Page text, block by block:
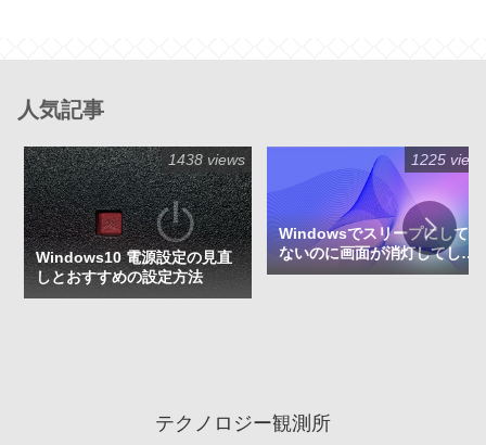
人気記事
Windows10 電源設定の見直
しとおすすめの設定方法
1438 views
Windowsでスリープにして
ないのに画面が消灯してしま
う症状の原因と対処法
1225
テクノロジー観測所